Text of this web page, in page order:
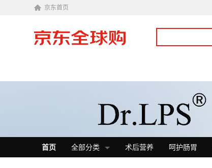
京东首页
首页 全部分类 术后营养 呵护肠胃